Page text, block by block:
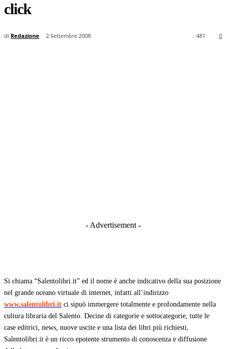
click
di Redazione 2 Settembre 2008 0
481
- Advertisement -
Si chiama “Salentolibri.it” ed il nome è anche indicativo della sua posizione
nel grande oceano virtuale di internet, infatti all’indirizzo
www.salentolibri.it ci sipuò immergere totalmente e profondamente nella
cultura libraria del Salento. Decine di categorie e sottocategorie, tutte le
case editrici, news, nuove uscite e una lista dei libri più richiesti,
Salentolibri.it è un ricco epotente strumento di conoscenza e diffusione